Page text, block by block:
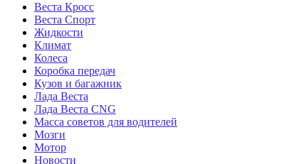
Веста Кросс
Веста Спорт
Жидкости
Климат
Колеса
Коробка передач
Кузов и багажник
Лада Веста
Лада Веста CNG
Масса советов для водителей
Мозги
Мотор
Новости